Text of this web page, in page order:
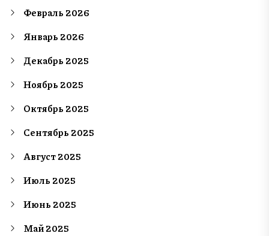
Февраль 2026
Январь 2026
Декабрь 2025
Ноябрь 2025
Октябрь 2025
Сентябрь 2025
Август 2025
Июль 2025
Июнь 2025
Май 2025